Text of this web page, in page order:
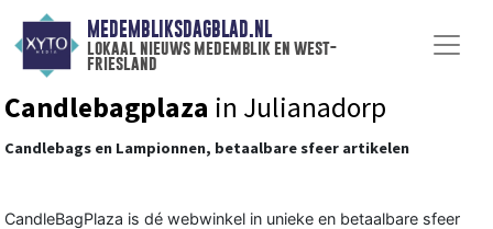
MEDEMBLIKSDAGBLAD.NL
lokaal nieuws medemblik en west-
friesland
Candlebagplaza in Julianadorp
Candlebags en Lampionnen, betaalbare sfeer artikelen
CandleBagPlaza is dé webwinkel in unieke en betaalbare sfeer